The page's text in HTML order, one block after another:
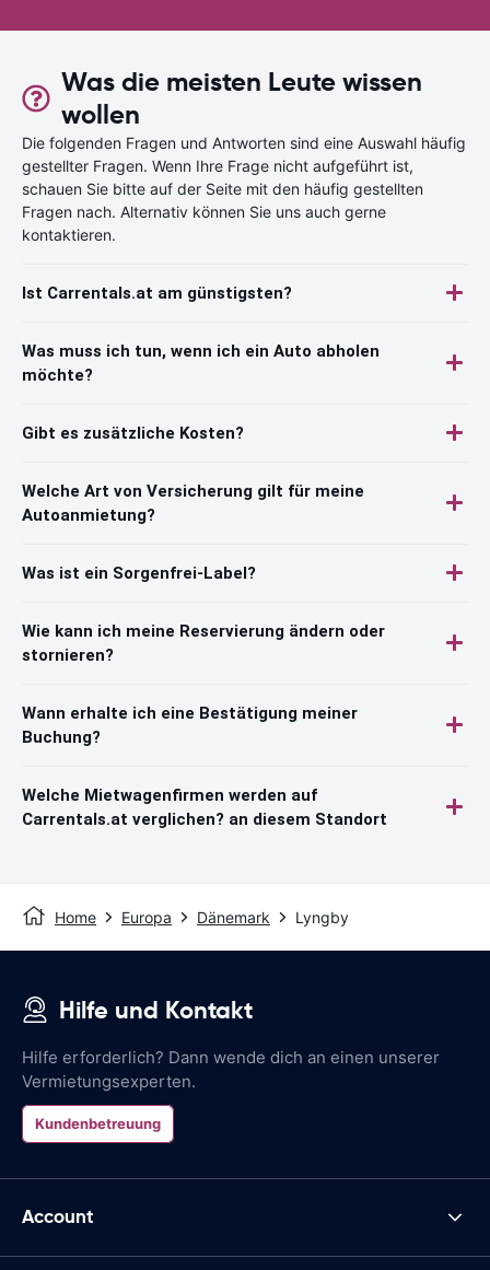
Was die meisten Leute wissen
wollen
Die folgenden Fragen und Antworten sind eine Auswahl häufig
gestellter Fragen. Wenn Ihre Frage nicht aufgeführt ist,
schauen Sie bitte auf der Seite mit den häufig gestellten
Fragen nach. Alternativ können Sie uns auch gerne
kontaktieren.
Ist Carrentals.at am günstigsten?
Was muss ich tun, wenn ich ein Auto abholen
möchte?
Gibt es zusätzliche Kosten?
Welche Art von Versicherung gilt für meine
Autoanmietung?
Was ist ein Sorgenfrei-Label?
Wie kann ich meine Reservierung ändern oder
stornieren?
Wann erhalte ich eine Bestätigung meiner
Buchung?
Welche Mietwagenfirmen werden auf
Carrentals.at verglichen? an diesem Standort
Home Europa Dänemark Lyngby
Hilfe und Kontakt
Hilfe erforderlich? Dann wende dich an einen unserer
Vermietungsexperten.
Kundenbetreuung
Account